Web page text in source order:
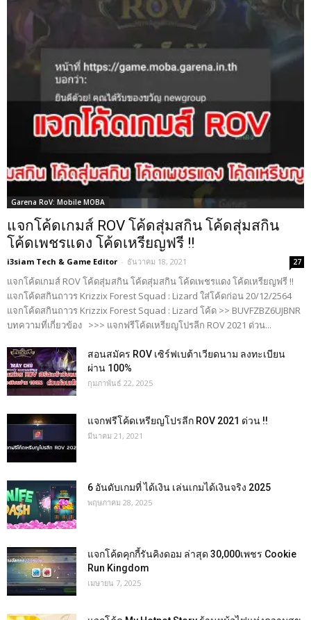
Garena RoV: Mobile MOBA
แจกโค้ดเกมส์ ROV โค้ดสุ่มสกิน โค้ดสุ่มสกิน
โค้ดเพชรแดง โค้ดเหรียญฟรี !!
i3siam Tech & Game Editor - ธันวาคม 18, 2021 27
แจกโค้ดเกมส์ ROV โค้ดสุ่มสกิน โค้ดสุ่มสกิน โค้ดเพชรแดง โค้ดเหรียญฟรี !!
แจกโค้ดสกินถาวร Krizzix Forest Squad : Lizard ใส่โค้ดก่อน 20/12/2564
แจกโค้ดสกินถาวร Krizzix Forest Squad : Lizard โค้ด >> BUVFZBZ6UJBNR
บทความที่เกี่ยวข้อง >>> แจกฟรีโค้ดเหรียญโปรลีก ROV 2021 ด่วน...
สอนสมัคร ROV เซิร์ฟเบต้าเวียดนาม ลงทะเบียน
ผ่าน 100%
กุมภาพันธ์ 22, 2025
แจกฟรีโค้ดเหรียญโปรลีก ROV 2021 ด่วน !!
มีนาคม 21, 2021
6 อันดับเกมที่ ได้เงิน เล่นเกมได้เงินจริง 2025
พฤษภาคม 28, 2025
แจกโค้ดคุกกี้รันคิงดอม ล่าสุด 30,000เพชร Cookie
Run Kingdom
เมษายน 7, 2025